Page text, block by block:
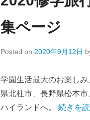
集ページ
Posted on 2020年9月12日
学園生活最大のお楽し
県北杜市、長野県松本
ハイランドへ。 続きを